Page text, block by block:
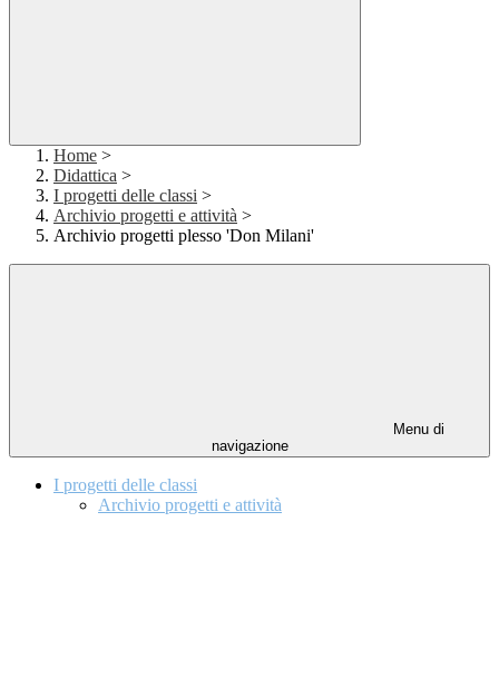
Home >
Didattica >
I progetti delle classi >
Archivio progetti e attività >
Archivio progetti plesso 'Don Milani'
Menu di
navigazione
I progetti delle classi
Archivio progetti e attività